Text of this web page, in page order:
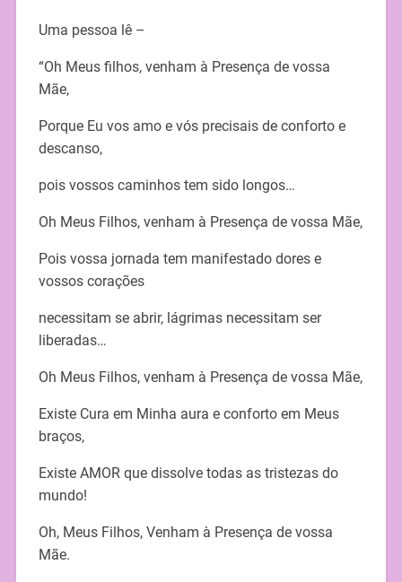
Uma pessoa lê –
“Oh Meus filhos, venham à Presença de vossa
Mãe,
Porque Eu vos amo e vós precisais de conforto e
descanso,
pois vossos caminhos tem sido longos…
Oh Meus Filhos, venham à Presença de vossa Mãe,
Pois vossa jornada tem manifestado dores e
vossos corações
necessitam se abrir, lágrimas necessitam ser
liberadas…
Oh Meus Filhos, venham à Presença de vossa Mãe,
Existe Cura em Minha aura e conforto em Meus
braços,
Existe AMOR que dissolve todas as tristezas do
mundo!
Oh, Meus Filhos, Venham à Presença de vossa
Mãe.